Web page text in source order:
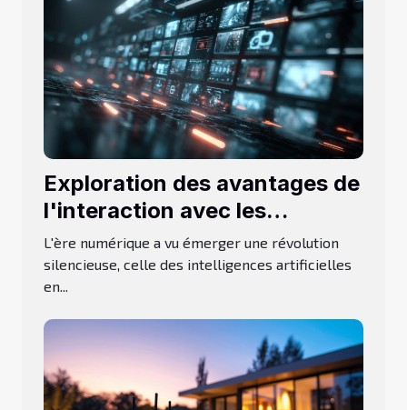
Exploration des avantages de
l'interaction avec les
intelligences artificielles en
ligne
L'ère numérique a vu émerger une révolution
silencieuse, celle des intelligences artificielles
en...